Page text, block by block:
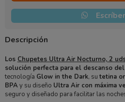
Descripción
Los Chupetes Ultra Air Nocturno, 2
solución perfecta para el descanso
tecnología Glow in the Dark, su tetina
BPAy su diseño Ultra Air con máxima
seguro y diseñado para facilitar las